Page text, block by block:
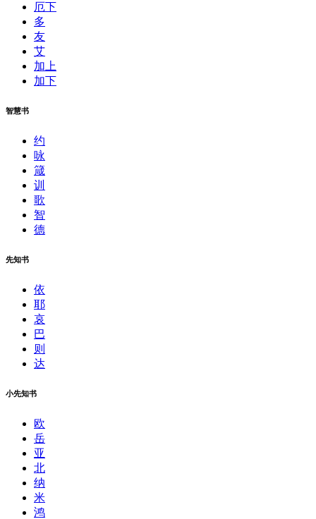
厄下
多
友
艾
加上
加下
智慧书
约
咏
箴
训
歌
智
德
先知书
依
耶
哀
巴
则
达
小先知书
欧
岳
亚
北
纳
米
鸿